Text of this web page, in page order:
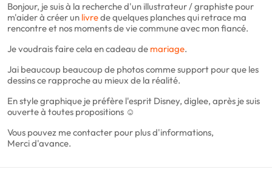
Bonjour, je suis à la recherche d'un illustrateur / graphiste pour
m'aider à créer un livrede quelques planches qui retrace ma
rencontre et nos moments de vie commune avec mon fiancé.
Je voudrais faire cela en cadeau de mariage.
Jai beaucoup beaucoup de photos comme support pour que les
dessins ce rapproche au mieux de la réalité.
En style graphique je préfère l'esprit Disney, diglee, après je suis
ouverte à toutes propositions ☺️
Vous pouvez me contacter pour plus d'informations,
Merci d'avance.